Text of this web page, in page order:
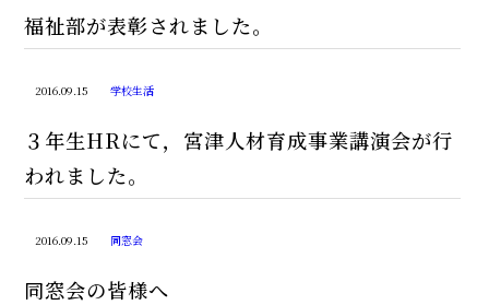
福祉部が表彰されました。
2016.09.15 学校生活
３年生HRにて，宮津人材育成事業講演会が行
われました。
2016.09.15 同窓会
同窓会の皆様へ